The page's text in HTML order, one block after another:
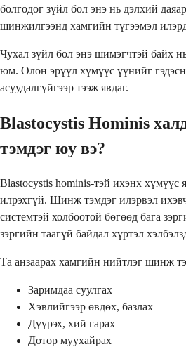
болгодог зүйл бол энэ нь дэлхий
шинжилгээнд хамгийн түгээмэл
Чухал зүйл бол энэ шимэгчтэй байх
юм. Олон эрүүл хүмүүс үүнийг
асуудалгүйгээр тээж явдаг.
Blastocystis Hominis
тэмдэг юу вэ?
Blastocystis hominis-тэй ихэнх
илрэхгүй. Шинж тэмдэг илэрвэл
системтэй холбоотой бөгөөд бага
зэргийн таагүй байдал хүртэл
Та анзаарах хамгийн нийтлэг шинж
Заримдаа суулгах
Хэвлийгээр өвдөх, базлах
Дүүрэх, хий гарах
Дотор муухайрах